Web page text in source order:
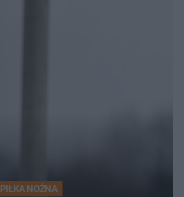
PIŁKA NOŻNA